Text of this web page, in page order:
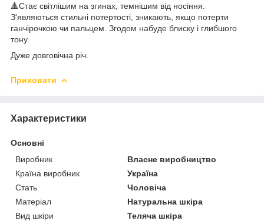
🔺Стає світлішим на згинах, темнішим від носіння.
З'являються стильні потертості, зникають, якщо потерти
ганчірочкою чи пальцем. Згодом набуде блиску і глибшого
тону.
Дуже довговічна річ.
Приховати
Характеристики
Основні
Виробник
Власне виробництво
Країна виробник
Україна
Стать
Чоловіча
Матеріал
Натуральна шкіра
Вид шкіри
Теляча шкіра